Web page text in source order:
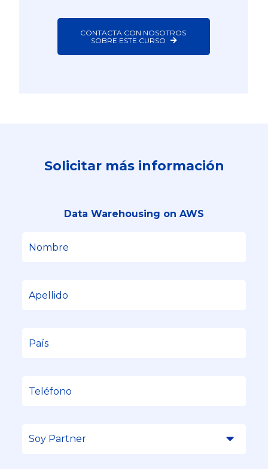
CONTACTA CON NOSOTROS
SOBRE ESTE CURSO
Solicitar más información
Data Warehousing on AWS